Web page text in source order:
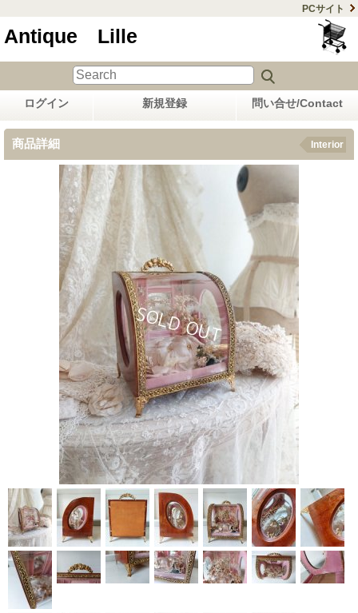
PCサイト
Antique Lille
ログイン 新規登録 問い合せ/Contact
商品詳細 Interior